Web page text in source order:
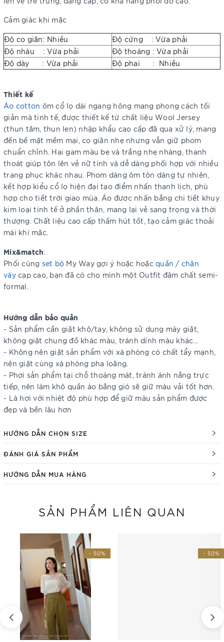
Cảm giác khi mặc
Độ co giãn: Nhiều
Độ cứng : Vừa phải
Độ nhàu : Vừa phải
Độ thoáng : Vừa phải
Độ dày : Vừa phải
Độ phai : Nhiều
Thiết kế
Áo cotton ôm cổ lọ dài ngang hông mang phong cách tối
giản mà tinh tế, được thiết kế từ chất liệu Wool Jersey
(thun tăm, thun len) nhập khẩu cao cấp đã qua xử lý, mang
đến bề mặt mềm mại, co giãn nhẹ nhưng vẫn giữ phom
chuẩn chỉnh. Hai gam màu be và trắng nhẹ nhàng, thanh
thoát giúp tôn lên vẻ nữ tính và dễ dàng phối hợp với nhiều
trang phục khác nhau. Phom dáng ôm tôn dáng tự nhiên,
kết hợp kiểu cổ lọ hiện đại tạo điểm nhấn thanh lịch, phù
hợp cho tiết trời giao mùa. Áo được nhấn bằng chi tiết khuy
kim loại tinh tế ở phần thân, mang lại vẻ sang trọng và thời
thượng. Chất liệu cao cấp thấm hút tốt, tạo cảm giác thoải
mái khi mặc.
Mix&match:
Phối cùng set bộ My Way gợi ý hoặc hoặc quần / chân
váycạp cao, bạn đã có cho mình một Outfit đậm chất semi-
formal.
Hướng dẫn bảo quản
- Sản phẩm cần giặt khô/tay, không sử dụng máy giặt,
không giặt chung đồ khác màu, tránh dính màu khác…
- Không nên giặt sản phẩm với xà phòng có chất tẩy mạnh,
nên giặt cùng xà phòng pha loãng.
- Phơi sản phẩm tại chỗ thoáng mát, tránh ánh nắng trực
tiếp, nên làm khô quần áo bằng gió sẽ giữ màu vải tốt hơn.
- Là hơi với nhiệt độ phù hợp để giữ màu sản phẩm được
đẹp và bền lâu hơn
HƯỚNG DẪN CHỌN SIZE
ĐÁNH GIÁ SẢN PHẨM
HƯỚNG DẪN MUA HÀNG
SẢN PHẨM LIÊN QUAN
- 50% - 50%